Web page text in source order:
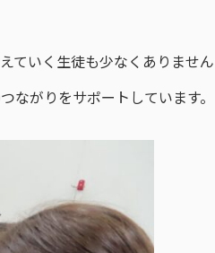
ていく生徒も少なくありませ
がりをサポートしています。